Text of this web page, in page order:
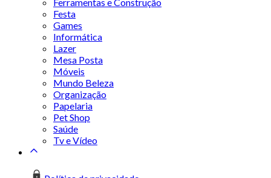
Festa
Games
Informática
Lazer
Mesa Posta
Móveis
Mundo Beleza
Organização
Papelaria
Pet Shop
Saúde
Tv e Vídeo